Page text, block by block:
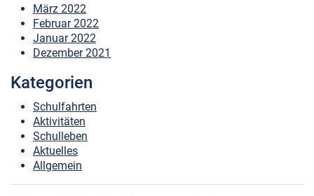
März 2022
Februar 2022
Januar 2022
Dezember 2021
Kategorien
Schulfahrten
Aktivitäten
Schulleben
Aktuelles
Allgemein